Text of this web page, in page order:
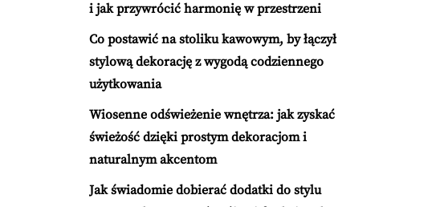
i jak przywrócić harmonię w przestrzeni
Co postawić na stoliku kawowym, by łączył
stylową dekorację z wygodą codziennego
użytkowania
Wiosenne odświeżenie wnętrza: jak zyskać
świeżość dzięki prostym dekoracjom i
naturalnym akcentom
Jak świadomie dobierać dodatki do stylu